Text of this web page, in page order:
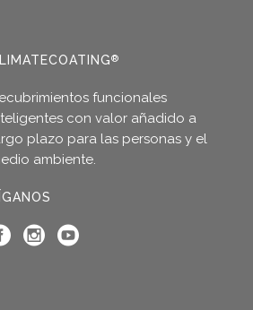
®
funcionales
con valor añadido a
plazo para las personas y el
ambiente.